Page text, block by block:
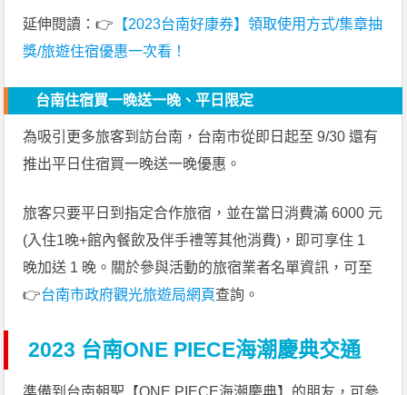
延伸閱讀：👉 【2023台南好康券】領取使用方式/集章抽
獎/旅遊住宿優惠一次看！
台南住宿買一晚送一晚、平日限定
為吸引更多旅客到訪台南，台南市從即日起至 9/30 還有
推出平日住宿買一晚送一晚優惠。
旅客只要平日到指定合作旅宿，並在當日消費滿 6000 元
(入住1晚+館內餐飲及伴手禮等其他消費)，即可享住 1
晚加送 1 晚。關於參與活動的旅宿業者名單資訊，可至
👉台南市政府觀光旅遊局網頁查詢。
2023 台南ONE PIECE海潮慶典交通
準備到台南朝聖【ONE PIECE海潮慶典】的朋友，可參